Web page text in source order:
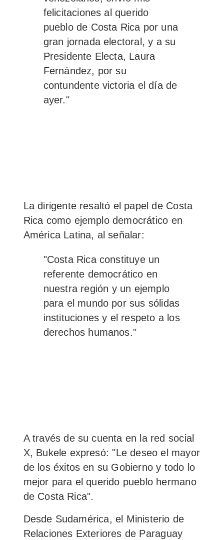
felicitaciones al querido
pueblo de Costa Rica por una
gran jornada electoral,y a su
Presidente Electa, Laura
Fernández, por su
contundente victoria el día de
ayer."
La dirigente resaltó el papel de Costa
Rica como ejemplo democrático en
América Latina, al señalar:
"Costa Rica constituye un
referente democrático en
nuestra región y un ejemplo
para el mundo por sus sólidas
instituciones y el respeto a los
derechos humanos."
A través de su cuenta en la red social
X, Bukele expresó:"Le deseo el mayor
de los éxitos en su Gobierno y todo lo
mejor para el querido pueblo hermano
de Costa Rica".
Desde Sudamérica, el Ministerio de
Relaciones Exteriores de Paraguay